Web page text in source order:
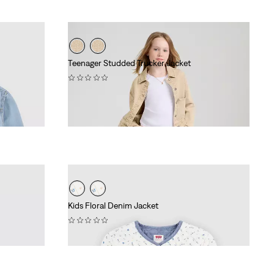
(52,50 €)
Teenager Studded Trucker Jacket
Kids Floral Denim Jacket